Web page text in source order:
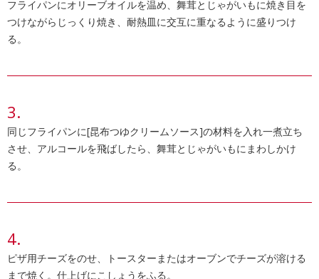
フライパンにオリーブオイルを温め、舞茸とじゃがいもに焼き目を
つけながらじっくり焼き、耐熱皿に交互に重なるように盛りつけ
る。
同じフライパンに[昆布つゆクリームソース]の材料を入れ一煮立ち
させ、アルコールを飛ばしたら、舞茸とじゃがいもにまわしかけ
る。
ピザ用チーズをのせ、トースターまたはオーブンでチーズが溶ける
まで焼く。仕上げにこしょうをふる。